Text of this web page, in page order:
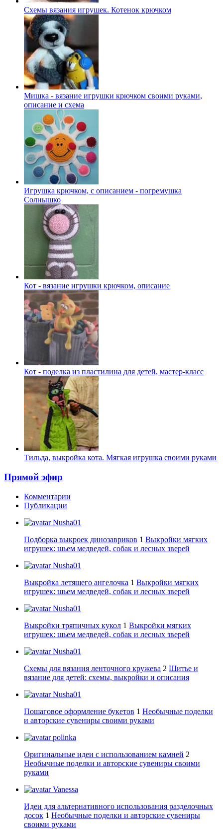
Схемы вязания игрушек. Котенок крючком
Мишка - вязание игрушки крючком своими руками,
описание и схема
Игрушка крючком, с описанием - погремушка
Солнышко
Кот - вязание игрушки крючком, описание
Кот - поделка из пластилина для детей, мастер-класс
Тильда, выкройка кота. Мягкая игрушка своими руками
Прямой эфир
Комментарии
Публикации
Nusha01
Подборка выкроек динозавриков 1 Выкройки мягких
игрушек: шьем медведей, собак и лесных зверей
Nusha01
Выкройка летящего ангелочка 1 Выкройки мягких
игрушек: шьем медведей, собак и лесных зверей
Nusha01
Выкройки тряпичных кукол 1 Выкройки мягких
игрушек: шьем медведей, собак и лесных зверей
Nusha01
Схемы для вязания ленточного кружева 2 Шитье и
вязание для детей: схемы, выкройки и описания
Nusha01
Пошаговое оформление букетов 1 Необычные поделки
и авторские сувениры своими руками
polinka
Оригинальные идеи с использованием камней 2
Необычные поделки и авторские сувениры своими
руками
Vanessa
Идеи для альтернативного использования разделочных
досок 1 Необычные поделки и авторские сувениры
своими руками